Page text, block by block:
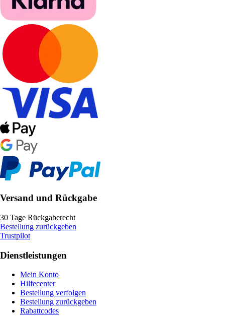
Versand und Rückgabe
30 Tage Rückgaberecht
Bestellung zurückgeben
Trustpilot
Dienstleistungen
Mein Konto
Hilfecenter
Bestellung verfolgen
Bestellung zurückgeben
Rabattcodes